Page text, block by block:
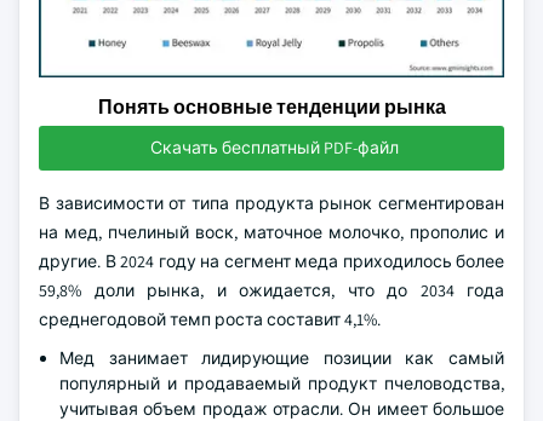
Понять основные тенденции рынка
Скачать бесплатный PDF-файл
В зависимости от типа продукта рынок сегментирован
на мед, пчелиный воск, маточное молочко, прополис и
другие. В 2024 году на сегмент меда приходилось более
59,8% доли рынка, и ожидается, что до 2034 года
среднегодовой темп роста составит 4,1%.
Мед занимает лидирующие позиции как самый
популярный и продаваемый продукт пчеловодства,
учитывая объем продаж отрасли. Он имеет большое